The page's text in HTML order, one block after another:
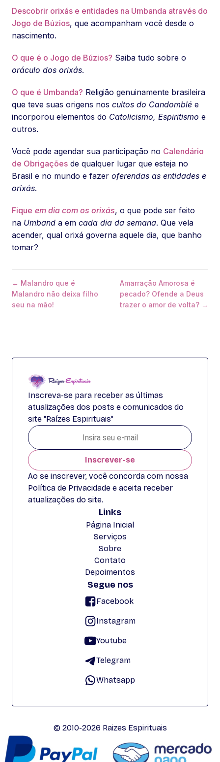
Descobrir orixás e entidades na Umbanda através do
Jogo de Búzios, que acompanham você desde o
nascimento.
O que é o Jogo de Búzios? Saiba tudo sobre o
oráculo dos orixás.
O que é Umbanda? Religião genuinamente brasileira
que teve suas origens nos cultos do Candomblé e
incorporou elementos do Catolicismo, Espiritismo e
outros.
Você pode agendar sua participação no Calendário
de Obrigações de qualquer lugar que esteja no
Brasil e no mundo e fazer oferendas as entidades e
orixás.
Fique em dia com os orixás, o que pode ser feito
na Umband a em cada dia da semana. Que vela
acender, qual orixá governa aquele dia, que banho
tomar?
← Malandro que é
Malandro não deixa filho
seu na mão!
Amarração Amorosa é
pecado? Ofende a Deus
trazer o amor de volta? →
Inscreva-se para receber as últimas
atualizações dos posts e comunicados do
site "Raízes Espirituais"
Inscrever-se
Ao se inscrever, você concorda com nossa
Política de Privacidade e aceita receber
atualizações do site.
Links
Página Inicial
Serviços
Sobre
Contato
Depoimentos
Segue nos
Facebook
Instagram
Youtube
Telegram
Whatsapp
© 2010-2026 Raizes Espirituais